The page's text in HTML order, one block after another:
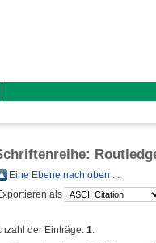
Eine Ebene nach oben ...
als
der Einträge: 1.